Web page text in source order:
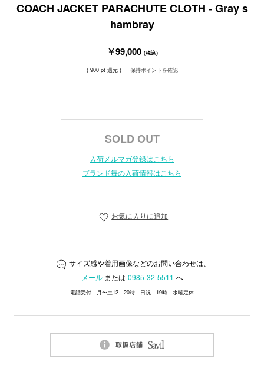
COACH JACKET PARACHUTE CLOTH - Gray s
hambray
￥99,000 (税込)
( 900 pt 還元 ) 保持ポイントを確認
SOLD OUT
入荷メルマガ登録はこちら
ブランド毎の入荷情報はこちら
お気に入りに追加
サイズ感や着用画像などのお問い合わせは、
メールまたは 0985-32-5511 へ
電話受付：月〜土12 - 20時 日祝 - 19時 水曜定休